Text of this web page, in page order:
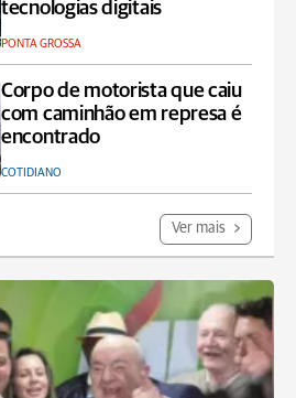
tecnologias digitais
PONTA GROSSA
Corpo de motorista que caiu
com caminhão em represa é
encontrado
COTIDIANO
Ver mais